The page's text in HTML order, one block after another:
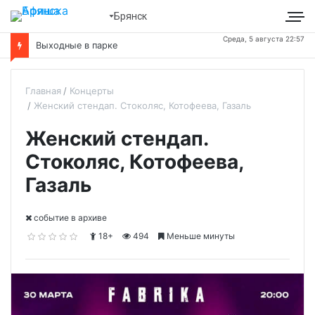
Брянск
Выходные в парке
Среда, 5 августа 22:57
Главная
Концерты
Женский стендап. Стоколяс, Котофеева, Газаль
Женский стендап.
Стоколяс, Котофеева,
Газаль
cобытие в архиве
18+
494 Меньше минуты